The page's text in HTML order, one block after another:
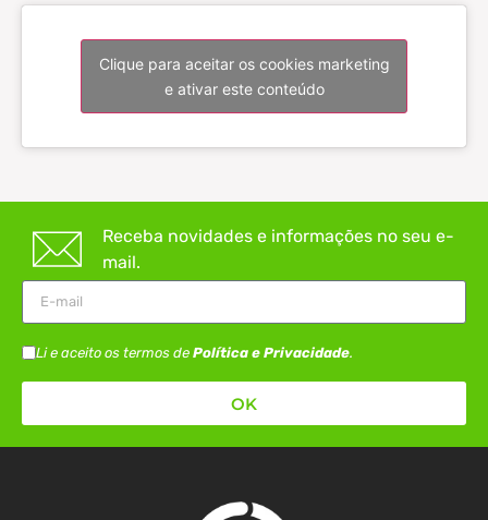
Clique para aceitar os cookies marketing
e ativar este conteúdo
Receba novidades e informações no seu e-
mail.
Li e aceito os termos de Política e Privacidade.
OK